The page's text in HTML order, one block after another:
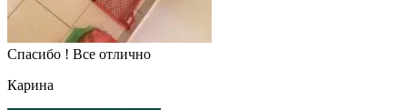
Спасибо ! Все отлично
Карина